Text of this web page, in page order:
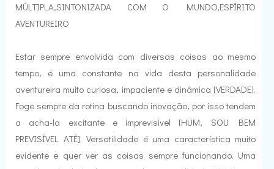
MÚLTIPLA,SINTONIZADA COM O MUNDO,ESPÍRITO
AVENTUREIRO
Estar sempre envolvida com diversas coisas ao mesmo
tempo, é uma constante na vida desta personalidade
aventureira muito curiosa, impaciente e dinâmica [VERDADE].
Foge sempre da rotina buscando inovação, por isso tendem
a acha-la excitante e imprevisivel [HUM, SOU BEM
PREVISÍVEL ATÉ]. Versatilidade é uma característica muito
evidente e quer ver as coisas sempre funcionando. Uma